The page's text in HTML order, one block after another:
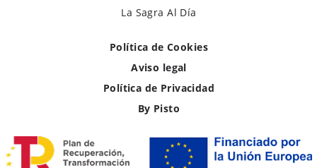
La Sagra Al Día
Política de Cookies
Aviso legal
Política de Privacidad
By Pisto